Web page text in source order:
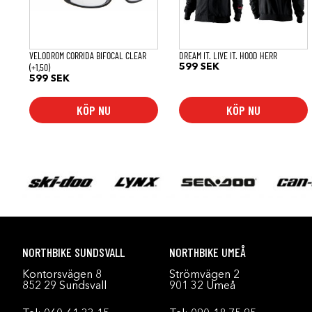
VELODROM CORRIDA BIFOCAL CLEAR
(+1,50)
599 SEK
KÖP NU
DREAM IT. LIVE IT. HOOD HERR
599SEK
KÖP NU
olika
alternativen
på
produktsidan
NORTHBIKE SUNDSVALL
Kontorsvägen 8
852 29 Sundsvall
NORTHBIKE UMEÅ
Strömvägen 2
901 32 Umeå